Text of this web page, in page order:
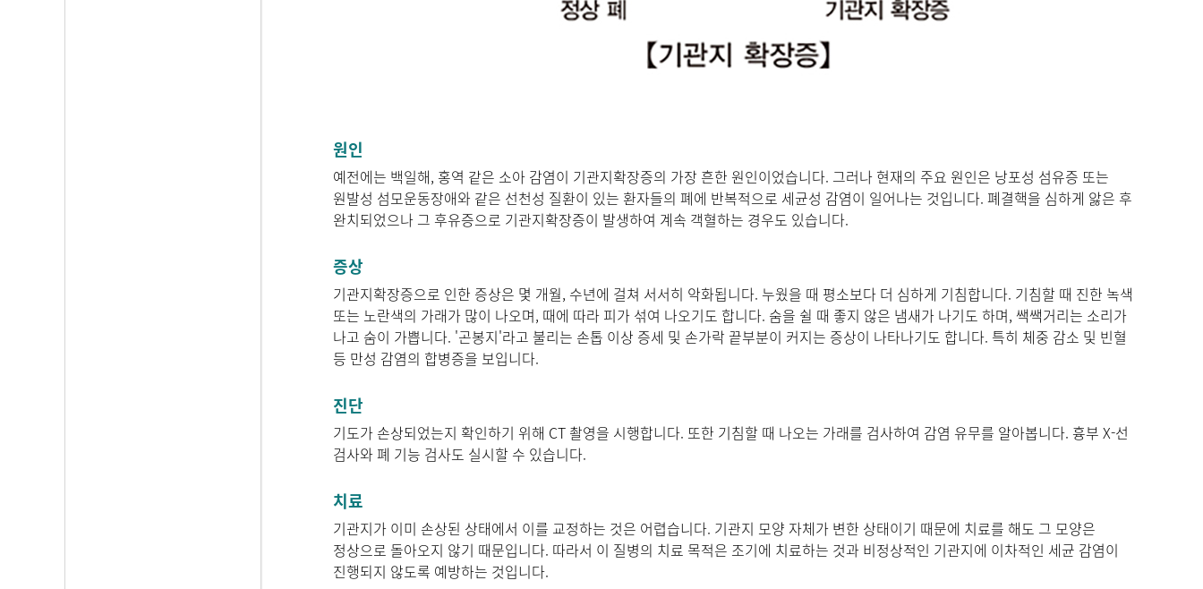
원인
예전에는 백일해, 홍역 같은 소아 감염이 기관지확장증의 가장 흔한 원인이었습니다. 그러나 현재의 주요 원인은 낭포성 섬유증 또는
원발성 섬모운동장애와 같은 선천성 질환이 있는 환자들의 폐에 반복적으로 세균성 감염이 일어나는 것입니다. 폐결핵을 심하게 앓은 후
완치되었으나 그 후유증으로 기관지확장증이 발생하여 계속 객혈하는 경우도 있습니다.
증상
기관지확장증으로 인한 증상은 몇 개월, 수년에 걸쳐 서서히 악화됩니다. 누웠을 때 평소보다 더 심하게 기침합니다. 기침할 때 진한 녹색
또는 노란색의 가래가 많이 나오며, 때에 따라 피가 섞여 나오기도 합니다. 숨을 쉴 때 좋지 않은 냄새가 나기도 하며, 쌕쌕거리는 소리가
나고 숨이 가쁩니다. '곤봉지'라고 불리는 손톱 이상 증세 및 손가락 끝부분이 커지는 증상이 나타나기도 합니다. 특히 체중 감소 및 빈혈
등 만성 감염의 합병증을 보입니다.
진단
기도가 손상되었는지 확인하기 위해 CT 촬영을 시행합니다. 또한 기침할 때 나오는 가래를 검사하여 감염 유무를 알아봅니다. 흉부 X-선
검사와 폐 기능 검사도 실시할 수 있습니다.
치료
기관지가 이미 손상된 상태에서 이를 교정하는 것은 어렵습니다. 기관지 모양 자체가 변한 상태이기 때문에 치료를 해도 그 모양은
정상으로 돌아오지 않기 때문입니다. 따라서 이 질병의 치료 목적은 조기에 치료하는 것과 비정상적인 기관지에 이차적인 세균 감염이
진행되지 않도록 예방하는 것입니다.